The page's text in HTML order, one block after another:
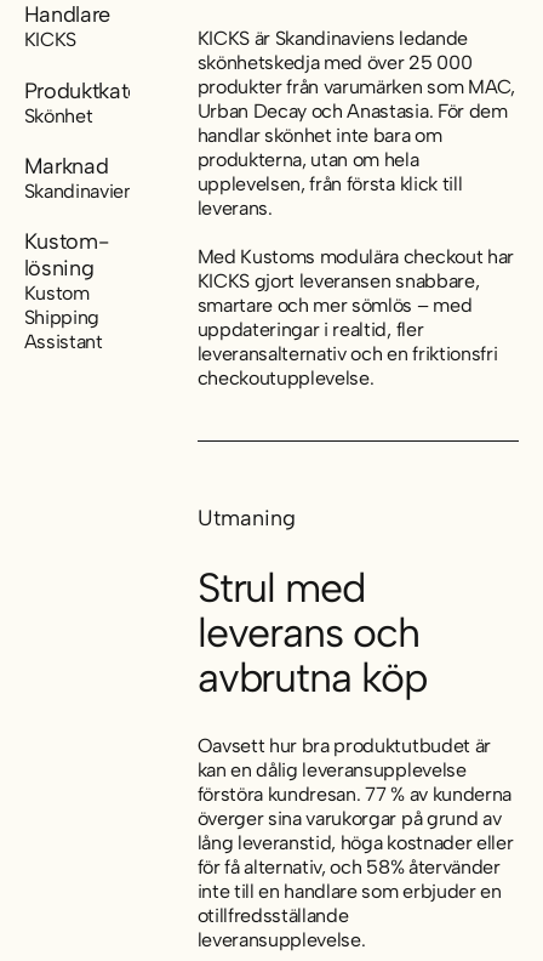
Handlare
KICKS
Produktkategori
Skönhet
Marknad
Skandinavien
Kustom-
lösning
Kustom
Shipping
Assistant
KICKS är Skandinaviens ledande
skönhetskedja med över 25 000
produkter från varumärken som MAC,
Urban Decay och Anastasia. För dem
handlar skönhet inte bara om
produkterna, utan om hela
upplevelsen, från första klick till
leverans.
Med Kustoms modulära checkout har
KICKS gjort leveransen snabbare,
smartare och mer sömlös – med
uppdateringar i realtid, fler
leveransalternativ och en friktionsfri
checkoutupplevelse.
Utmaning
Strul med
leverans och
avbrutna köp
Oavsett hur bra produktutbudet är
kan en dålig leveransupplevelse
förstöra kundresan. 77 % av kunderna
överger sina varukorgar på grund av
lång leveranstid, höga kostnader eller
för få alternativ, och 58% återvänder
inte till en handlare som erbjuder en
otillfredsställande
leveransupplevelse.